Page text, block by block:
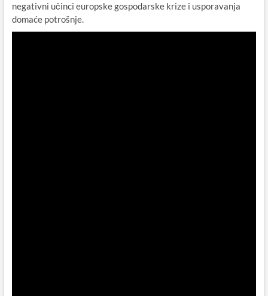
negativni učinci europske gospodarske krize i usporavanja
domaće potrošnje.